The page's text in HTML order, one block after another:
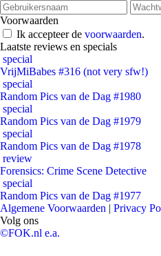
Voorwaarden
Ik accepteer de voorwaarden.
Laatste reviews en specials
special
VrijMiBabes #316 (not very sfw!)
special
Random Pics van de Dag #1980
special
Random Pics van de Dag #1979
special
Random Pics van de Dag #1978
review
Forensics: Crime Scene Detective
special
Random Pics van de Dag #1977
Algemene Voorwaarden | Privacy
Volg ons
©FOK.nl e.a.